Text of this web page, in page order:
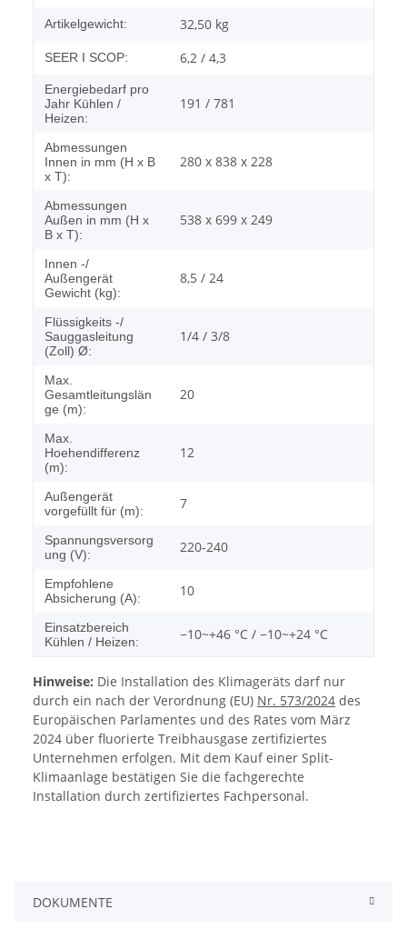
Artikelgewicht: 32,50 kg
SEER I SCOP: 6,2 / 4,3
Energiebedarf pro
Jahr Kühlen /
Heizen:
191 / 781
Abmessungen
Innen in mm (H x B
x T):
280 x 838 x 228
Abmessungen
Außen in mm (H x
B x T):
538 x 699 x 249
Innen -/
Außengerät
Gewicht (kg):
8,5 / 24
Flüssigkeits -/
Sauggasleitung
(Zoll) Ø:
1/4 / 3/8
Max.
Gesamtleitungslän
ge (m):
20
Max.
Hoehendifferenz
(m):
12
Außengerät
vorgefüllt für (m):
7
Spannungsversorg
ung (V):
220-240
Empfohlene
Absicherung (A):
10
Einsatzbereich
Kühlen / Heizen:
−10~+46 °C / −10~+24 °C
Hinweise: Die Installation des Klimageräts darf nur
durch ein nach der Verordnung (EU) Nr. 573/2024 des
Europäischen Parlamentes und des Rates vom März
2024 über fluorierte Treibhausgase zertifiziertes
Unternehmen erfolgen. Mit dem Kauf einer Split-
Klimaanlage bestätigen Sie die fachgerechte
Installation durch zertifiziertes Fachpersonal.
DOKUMENTE